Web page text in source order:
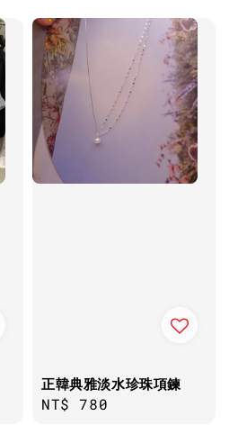
正韓典雅淡水珍珠項鍊
Regular
NT$ 780